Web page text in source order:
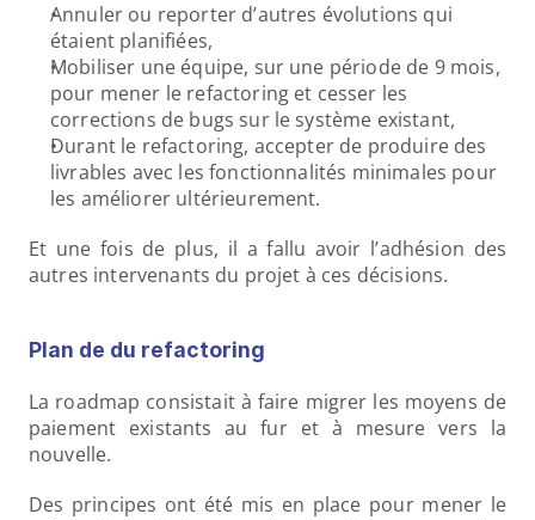
Annuler ou reporter d’autres évolutions qui
étaient planifiées,
Mobiliser une équipe, sur une période de 9 mois,
pour mener le refactoring et cesser les
corrections de bugs sur le système existant,
Durant le refactoring, accepter de produire des
livrables avec les fonctionnalités minimales pour
les améliorer ultérieurement.
Et une fois de plus, il a fallu avoir l’adhésion des
autres intervenants du projet à ces décisions.
Plan de du refactoring
La roadmap consistait à faire migrer les moyens de
paiement existants au fur et à mesure vers la
nouvelle.
Des principes ont été mis en place pour mener le